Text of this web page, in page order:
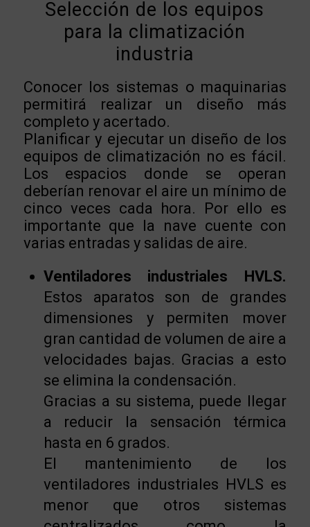
Selección de los equipos
para la climatización
industria
Conocer los sistemas o maquinarias
permitirá realizar un diseño más
completo y acertado.
Planificar y ejecutar un diseño de los
equipos de climatización no es fácil.
Los espacios donde se operan
deberían renovar el aire un mínimo de
cinco veces cada hora. Por ello es
importante que la nave cuente con
varias entradas y salidas de aire.
Ventiladores industriales HVLS.
Estos aparatos son de grandes
dimensiones y permiten mover
gran cantidad de volumen de aire a
velocidades bajas. Gracias a esto
se elimina la condensación.
Gracias a su sistema, puede llegar
a reducir la sensación térmica
hasta en 6 grados.
El mantenimiento de los
ventiladores industriales HVLS es
menor que otros sistemas